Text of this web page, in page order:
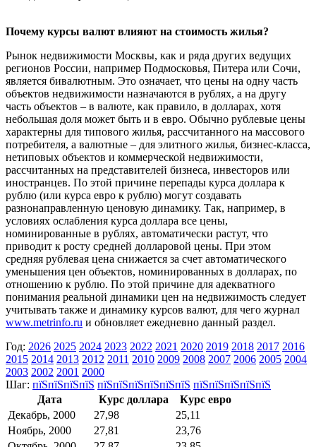
Почему курсы валют влияют на стоимость жилья?
Рынок недвижимости Москвы, как и ряда других ведущих
регионов России, например Подмосковья, Питера или Сочи,
является бивалютным. Это означает, что цены на одну часть
объектов недвижимости назначаются в рублях, а на другу
часть объектов – в валюте, как правило, в долларах, хотя
небольшая доля может быть и в евро. Обычно рублевые цены
характерны для типового жилья, рассчитанного на массового
потребителя, а валютные – для элитного жилья, бизнес-класса,
нетиповых объектов и коммерческой недвижимости,
рассчитанных на представителей бизнеса, инвесторов или
иностранцев. По этой причине перепады курса доллара к
рублю (или курса евро к рублю) могут создавать
разнонаправленную ценовую динамику. Так, например, в
условиях ослабления курса доллара все цены,
номинированные в рублях, автоматически растут, что
приводит к росту средней долларовой цены. При этом
средняя рублевая цена снижается за счет автоматического
уменьшения цен объектов, номинированных в долларах, по
отношению к рублю. По этой причине для адекватного
понимания реальной динамики цен на недвижимость следует
учитывать также и динамику курсов валют, для чего журнал
www.metrinfo.ru и обновляет ежедневно данный раздел.
Год: 2026 2025 2024 2023 2022 2021 2020 2019 2018 2017 2016
2015 2014 2013 2012 2011 2010 2009 2008 2007 2006 2005 2004
2003 2002 2001 2000
Шаг: пїЅпїЅпїЅпїЅ пїЅпїЅпїЅпїЅпїЅпїЅ пїЅпїЅпїЅпїЅпїЅ
Дата
Курс доллара
Курс евро
Декабрь, 2000
27,98
25,11
Ноябрь, 2000
27,81
23,76